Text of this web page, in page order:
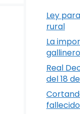
Ley
rural
La
gallinero
Real
del 18